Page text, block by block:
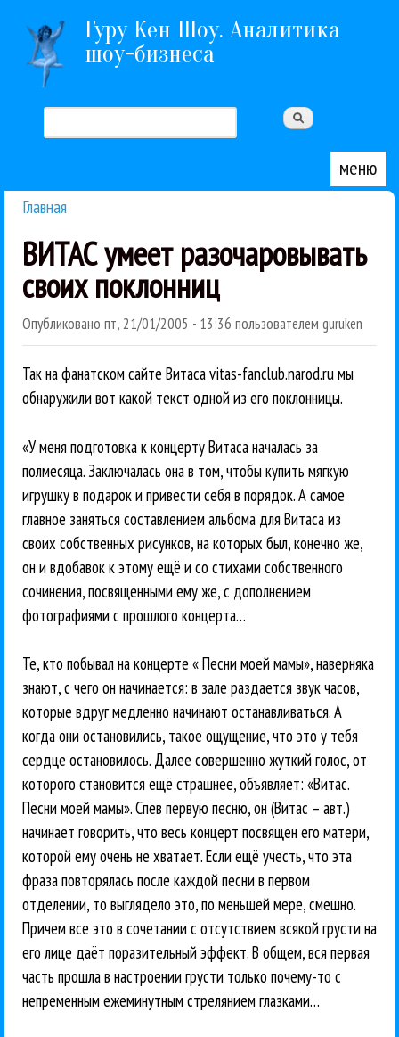
Перейти к основному содержанию
Гуру Кен Шоу. Аналитика
шоу-бизнеса
Форма поиска
меню
Главная
ВИТАС умеет разочаровывать
своих поклонниц
Опубликовано пт, 21/01/2005 - 13:36 пользователем guruken
Так на фанатском сайте Витаса vitas-fanclub.narod.ru мы
обнаружили вот какой текст одной из его поклонницы.
«У меня подготовка к концерту Витаса началась за
полмесяца. Заключалась она в том, чтобы купить мягкую
игрушку в подарок и привести себя в порядок. А самое
главное заняться составлением альбома для Витаса из
своих собственных рисунков, на которых был, конечно же,
он и вдобавок к этому ещё и со стихами собственного
сочинения, посвященными ему же, с дополнением
фотографиями с прошлого концерта…
Те, кто побывал на концерте « Песни моей мамы», наверняка
знают, с чего он начинается: в зале раздается звук часов,
которые вдруг медленно начинают останавливаться. А
когда они остановились, такое ощущение, что это у тебя
сердце остановилось. Далее совершенно жуткий голос, от
которого становится ещё страшнее, объявляет: «Витас.
Песни моей мамы». Спев первую песню, он (Витас – авт.)
начинает говорить, что весь концерт посвящен его матери,
которой ему очень не хватает. Если ещё учесть, что эта
фраза повторялась после каждой песни в первом
отделении, то выглядело это, по меньшей мере, смешно.
Причем все это в сочетании с отсутствием всякой грусти на
его лице даёт поразительный эффект. В общем, вся первая
часть прошла в настроении грусти только почему-то с
непременным ежеминутным стрелянием глазками…